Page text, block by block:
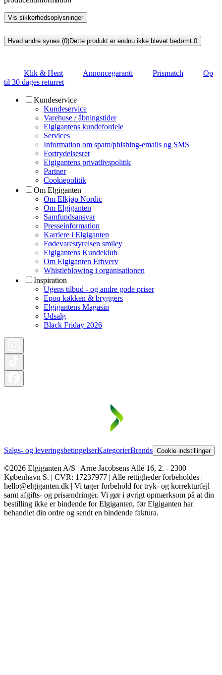
Vis sikkerhedsoplysninger
Hvad andre synes (0)Dette produkt er endnu ikke blevet bedømt.0
Klik & Hent Annoncegaranti Prismatch
Op
til 30 dages returret
Kundeservice
Kundeservice
Varehuse / åbningstider
Elgigantens kundefordele
Services
Information om spam/phishing-emails og SMS
Fortrydelsesret
Elgigantens privatlivspolitik
Partner
Cookiepolitik
Om Elgiganten
Om Elkjøp Nordic
Om Elgiganten
Samfundsansvar
Presseinformation
Karriere i Elgiganten
Fødevarestyrelsen smiley
Elgigantens Kundeklub
Om Elgiganten Erhverv
Whistleblowing i organisationen
Inspiration
Ugens tilbud - og andre gode priser
Epoq køkken & bryggers
Elgigantens Magasin
Udsalg
Black Friday 2026
Salgs- og leveringsbetingelserKategorierBrands Cookie indstillinger
©2026 Elgiganten A/S | Arne Jacobsens Allé 16, 2. - 2300
København S. | CVR: 17237977 | Alle rettigheder forbeholdes |
hello@elgiganten.dk | Vi tager forbehold for tryk- og korrekturfejl
samt afgifts- og prisændringer. Vi gør i øvrigt opmærksom på at din
bestilling ikke er bindende for Elgiganten, før Elgiganten har
behandlet din ordre og sendt en bindende faktura.